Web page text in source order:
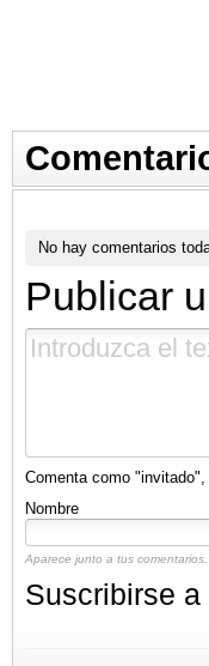
No hay comentarios
Publicar
Comenta como
Nombre
Aparece junto a tus comentarios.
Suscribirse a